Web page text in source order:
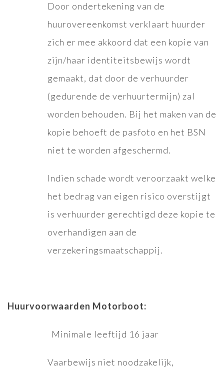
Door ondertekening van de
huurovereenkomst verklaart huurder
zich er mee akkoord dat een kopie van
zijn/haar identiteitsbewijs wordt
gemaakt, dat door de verhuurder
(gedurende de verhuurtermijn) zal
worden behouden. Bij het maken van de
kopie behoeft de pasfoto en het BSN
niet te worden afgeschermd.
Indien schade wordt veroorzaakt welke
het bedrag van eigen risico overstijgt
is verhuurder gerechtigd deze kopie te
overhandigen aan de
verzekeringsmaatschappij.
Huurvoorwaarden Motorboot:
Minimale leeftijd 16 jaar
Vaarbewijs niet noodzakelijk,